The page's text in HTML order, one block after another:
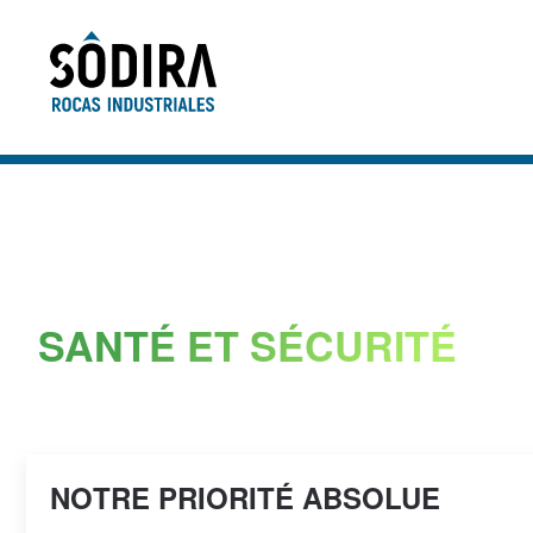
Accéder au contenu principal
SANTÉ ET SÉCURITÉ
NOTRE PRIORITÉ ABSOLUE